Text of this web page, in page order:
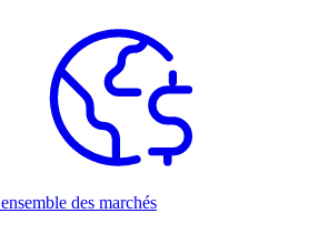
des marchés